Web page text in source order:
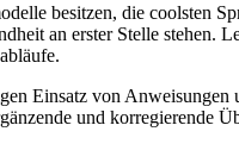
besitzen, die coolsten
an erster Stelle stehen.
Einsatz von Anweisungen
und korregierende